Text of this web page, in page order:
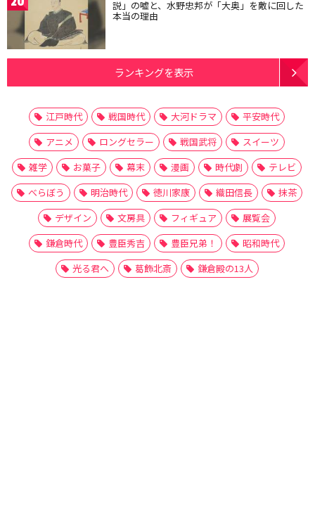
説」の嘘と、水野忠邦が「大奥」を敵に回した
本当の理由
ランキングを表示
江戸時代 戦国時代 大河ドラマ
平安時代
アニメ
ロングセラー 戦国武将
スイーツ
雑学
お菓子 幕末 漫画 時代劇
テレビ
べらぼう
明治時代 徳川家康 織田信長
抹茶
デザイン
文房具 フィギュア
展覧会
鎌倉時代
豊臣秀吉 豊臣兄弟！
昭和時代
光る君へ
葛飾北斎 鎌倉殿の13人